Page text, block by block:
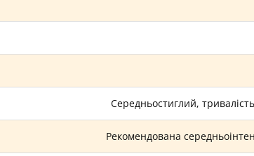
Середньостиглий,
Рекомендована